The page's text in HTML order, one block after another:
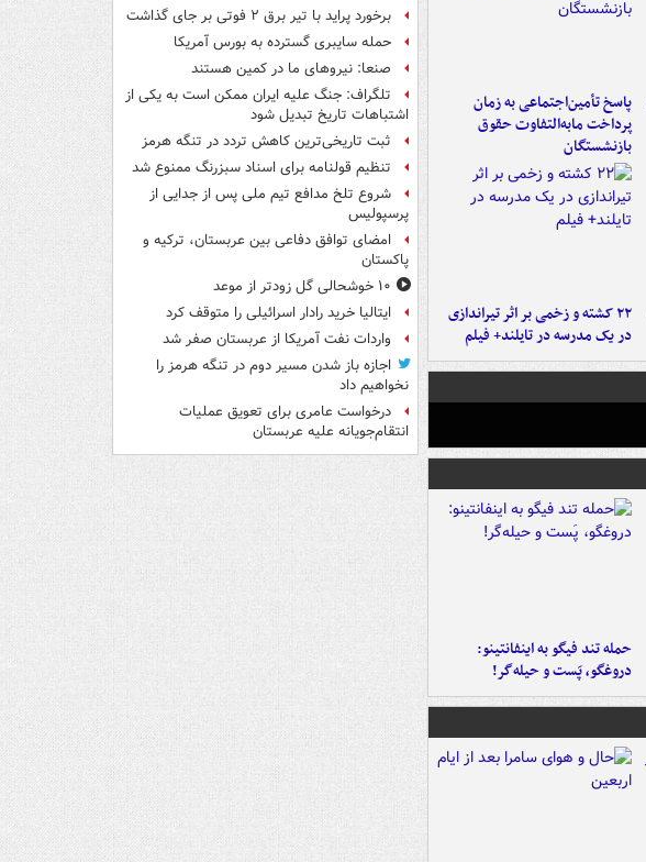
پاسخ تأمین‌اجتماعی به زمان
پرداخت مابه‌التفاوت حقوق
بازنشستگان
۲۲ کشته و زخمی بر اثر تیراندازی
در یک مدرسه در تایلند+ فیلم
حمله تند فیگو به اینفانتینو:
دروغگو، پَست‌ و حیله‌گر!
برخورد پراید با تیر برق ۲ فوتی بر جای گذاشت
حمله سایبری گسترده به بورس آمریکا
صنعا: نیروهای ما در کمین‌ هستند
تلگراف: جنگ علیه ایران ممکن است به یکی از
اشتباهات تاریخ تبدیل شود
ثبت تاریخی‌ترین کاهش تردد در تنگه هرمز
تنظیم قولنامه برای اسناد سبزرنگ ممنوع شد
شروع تلخ مدافع تیم ملی پس از جدایی از
پرسپولیس
امضای توافق دفاعی بین عربستان، ترکیه و
پاکستان
۱۰ خوشحالی گل زودتر از موعد
ایتالیا خرید رادار اسرائیلی را متوقف کرد
واردات نفت آمریکا از عربستان صفر شد
اجازه باز شدن مسیر دوم در تنگه هرمز را
نخواهیم داد
درخواست عامری برای تعویق عملیات
انتقام‌جویانه علیه عربستان